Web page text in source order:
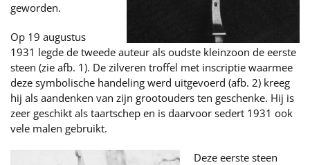
geworden.
Op 19 augustus
1931 legde de tweede auteur als oudste kleinzoon de eerste
steen (zie afb. 1). De zilveren troffel met inscriptie waarmee
deze symbolische handeling werd uitgevoerd (afb. 2) kreeg
hij als aandenken van zijn grootouders ten geschenke. Hij is
zeer geschikt als taartschep en is daarvoor sedert 1931 ook
vele malen gebruikt.
Deze eerste steen